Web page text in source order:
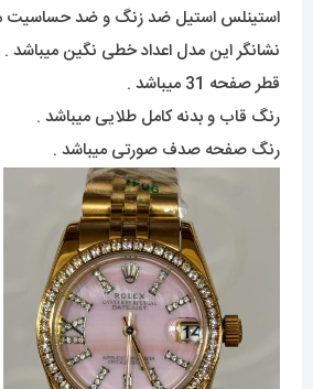
استینلس استیل ضد زنگ و ضد حساسیت
نشانگر این مدل اعداد خطی نگین میباشد .
قطر صفحه 31 میباشد .
رنگ قاب و بدنه کامل طلایی میباشد .
رنگ صفحه صدف صورتی میباشد .